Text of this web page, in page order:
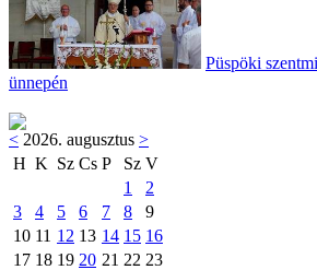
Püspöki
ünnepén
< 2026. augusztus >
H K Sz Cs P Sz V
1
2
3
4 5 6 7 8
9
10 11 12 13 14 15 16
17 18 19 20 21 22 23